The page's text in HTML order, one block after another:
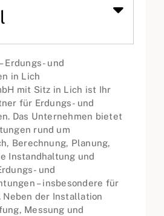
Erdungs- und
in Lich
mit Sitz in Lich ist Ihr
für Erdungs- und
Das Unternehmen bietet
rund um
Berechnung, Planung,
Instandhaltung und
und
– insbesondere für
Neben der Installation
Messung und